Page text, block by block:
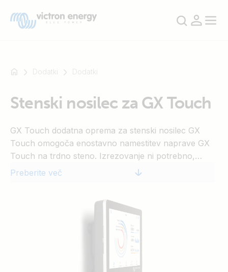
SmartSolar
Multiplus-
Orion
Dodatki Dodatki
Stenski nosilec za GX Touch
GX Touch dodatna oprema za stenski nosilec GX
Touch omogoča enostavno namestitev naprave GX
Touch na trdno steno. Izrezovanje ni potrebno,
razen vrtanja treh vijakov, s katerimi se stenski
Preberite več